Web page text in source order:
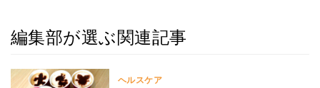
編集部が選ぶ関連記事
ヘルスケア